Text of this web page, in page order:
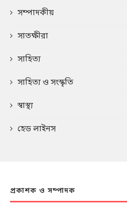
সম্পাদকীয়
সাতক্ষীরা
সাহিত্য
সাহিত্য ও সংস্কৃতি
স্বাস্থ্য
হেড লাইনস
প্রকাশক ও সম্পাদক